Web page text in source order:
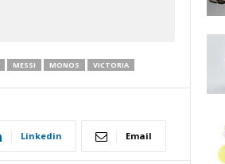
MESSI MONOS VICTORIA
Linkedin Email